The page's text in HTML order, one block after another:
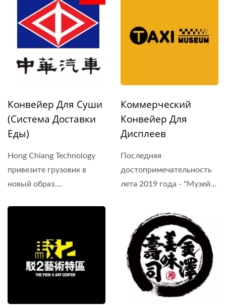
Конвейер Для Суши
(Система Доставки
Еды)
Hong Chiang Technology
привезите грузовик в
новый образ.
Коммерческий
Конвейер Для
Дисплеев
Последняя
достопримечательность
лета 2019 года - "Музей...